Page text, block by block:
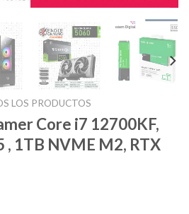
LOS PRODUCTOS
Core i7 12700KF,
, 1TB NVME M2, RTX